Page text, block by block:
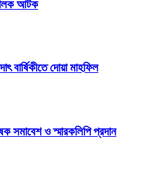
আটক
বার্ষিকীতে দোয়া মাহফিল
সমাবেশ ও স্মারকলিপি প্রদান